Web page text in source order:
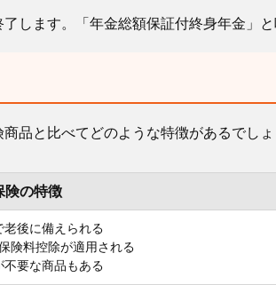
します。「年金総額保証付終身年金」
品と比べてどのような特徴があるでし
険の特徴
老後に備えられる
険料控除が適用される
不要な商品もある